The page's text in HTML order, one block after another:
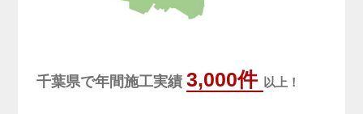
千葉県で年間施工実績 3,000件 以上！